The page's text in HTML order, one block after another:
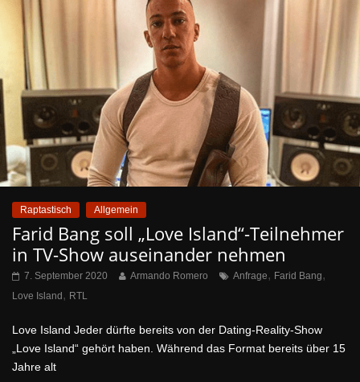
Raptastisch Allgemein
Farid Bang soll „Love Island“-Teilnehmer
in TV-Show auseinander nehmen
7. September 2020 Armando Romero Anfrage, Farid Bang,
Love Island , RTL
Love Island Jeder dürfte bereits von der Dating-Reality-Show
„Love Island“ gehört haben. Während das Format bereits über 15
Jahre alt